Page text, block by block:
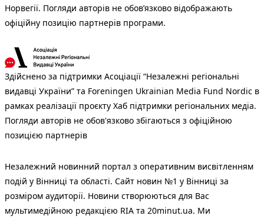
Норвегії. Погляди авторів не обов’язково відображають
офіційну позицію партнерів програми.
Здійснено за підтримки Асоціації “Незалежні регіональні
видавці України” та Foreningen Ukrainian Media Fund Nordic в
рамках реалізації проєкту Хаб підтримки регіональних медіа.
Погляди авторів не обов'язково збігаються з офіційною
позицією партнерів
Незалежний новинний портал з оперативним висвітленням
подій у Вінниці та області. Сайт новин №1 у Вінниці за
розміром аудиторії. Новини створюються для Вас
мультимедійною редакцією RIA та 20minut.ua. Ми